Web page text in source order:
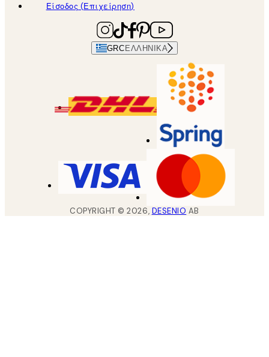
Είσοδος (Επιχείρηση)
GRC ΕΛΛΗΝΙΚΆ
COPYRIGHT ©2026, DESENIO AB